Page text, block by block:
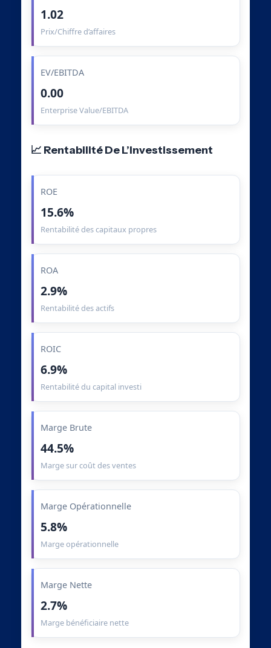
1.02
Prix/Chiffre d’affaires
EV/EBITDA
0.00
Enterprise Value/EBITDA
📈 Rentabilité De L’Investissement
ROE
15.6%
Rentabilité des capitaux propres
ROA
2.9%
Rentabilité des actifs
ROIC
6.9%
Rentabilité du capital investi
Marge Brute
44.5%
Marge sur coût des ventes
Marge Opérationnelle
5.8%
Marge opérationnelle
Marge Nette
2.7%
Marge bénéficiaire nette